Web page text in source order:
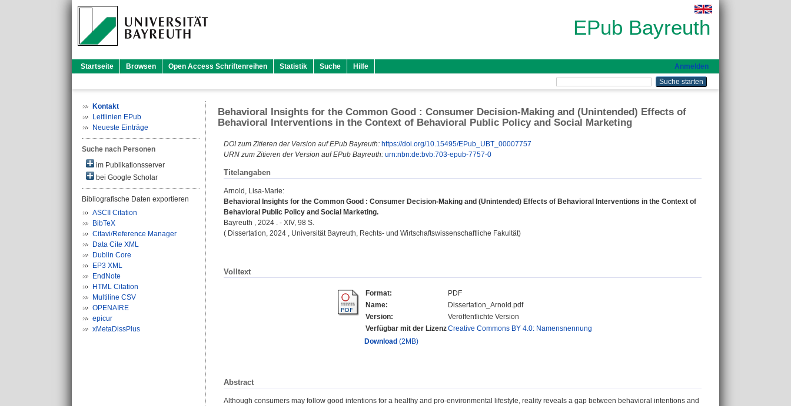
EPub Bayreuth
Startseite Browsen Open Access Schriftenreihen Statistik Suche Hilfe Anmelden
Kontakt
Leitlinien EPub
Neueste Einträge
Suche nach Personen
im Publikationsserver
bei Google Scholar
Bibliografische Daten exportieren
ASCII Citation
BibTeX
Citavi/Reference Manager
Data Cite XML
Dublin Core
EP3 XML
EndNote
HTML Citation
Multiline CSV
OPENAIRE
epicur
xMetaDissPlus
Behavioral Insights for the Common Good : Consumer Decision-Making and (Unintended) Effects of
Behavioral Interventions in the Context of Behavioral Public Policy and Social Marketing
DOI zum Zitieren der Version auf EPub Bayreuth: https://doi.org/10.15495/EPub_UBT_00007757
URN zum Zitieren der Version auf EPub Bayreuth: urn:nbn:de:bvb:703-epub-7757-0
Titelangaben
Arnold, Lisa-Marie:
Behavioral Insights for the Common Good : Consumer Decision-Making and (Unintended) Effects of Behavioral Interventions in the Context of
Behavioral Public Policy and Social Marketing.
Bayreuth , 2024 . - XIV, 98 S.
( Dissertation, 2024 , Universität Bayreuth, Rechts- und Wirtschaftswissenschaftliche Fakultät)
Volltext
Format:
PDF
Name:
Dissertation_Arnold.pdf
Version:
Veröffentlichte Version
Verfügbar mit der LizenzCreative Commons BY 4.0: Namensnennung
Download (2MB)
Abstract
Although consumers may follow good intentions for a healthy and pro-environmental lifestyle, reality reveals a gap between behavioral intentions and